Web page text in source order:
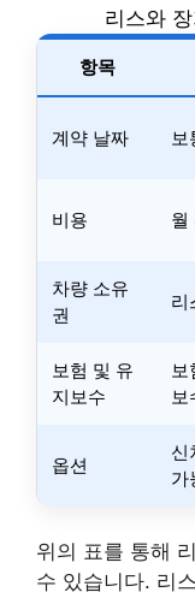
리스와
항목
계약 날짜 보
비용 월
차량 소유
권
리
보험 및 유
지보수
보
보
옵션
신
가
위의 표를 통해
수 있습니다. 리